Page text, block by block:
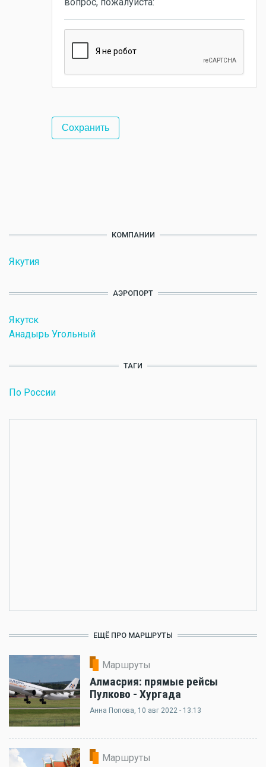
КОМПАНИИ
Якутия
АЭРОПОРТ
Якутск
Анадырь Угольный
ТАГИ
По России
ЕЩЁ ПРО МАРШРУТЫ
Маршруты
Алмасрия: прямые рейсы
Пулково - Хургада
Анна Попова, 10 авг 2022 - 13:13
Маршруты